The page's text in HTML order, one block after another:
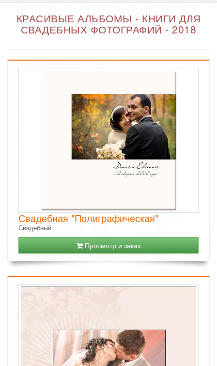
КРАСИВЫЕ АЛЬБОМЫ - КНИГИ ДЛЯ
СВАДЕБНЫХ ФОТОГРАФИЙ - 2018
Свадебная "Полиграфическая"
Свадебный
Просмотр и заказ